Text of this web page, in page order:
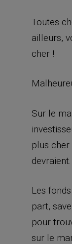
Toutes
ailleurs,
cher !
Sur le
plus cher
devraient.
Les
part,
pour
sur le